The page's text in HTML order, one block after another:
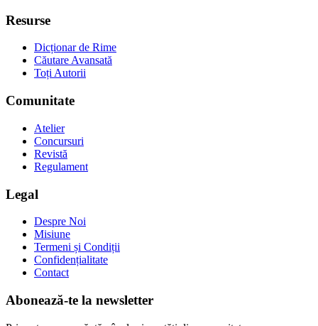
Resurse
Dicționar de Rime
Căutare Avansată
Toți Autorii
Comunitate
Atelier
Concursuri
Revistă
Regulament
Legal
Despre Noi
Misiune
Termeni și Condiții
Confidențialitate
Contact
Abonează-te la newsletter